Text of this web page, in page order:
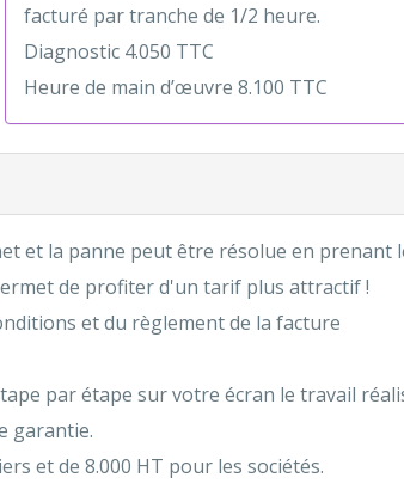
facturé par tranche de 1/2 heure.
Diagnostic 4.050 TTC
Heure de main d’œuvre 8.100 TTC
et la panne peut être résolue en prenant
de profiter d'un tarif plus attractif !
et du règlement de la facture
par étape sur votre écran le travail
garantie.
et de 8.000 HT pour les sociétés.